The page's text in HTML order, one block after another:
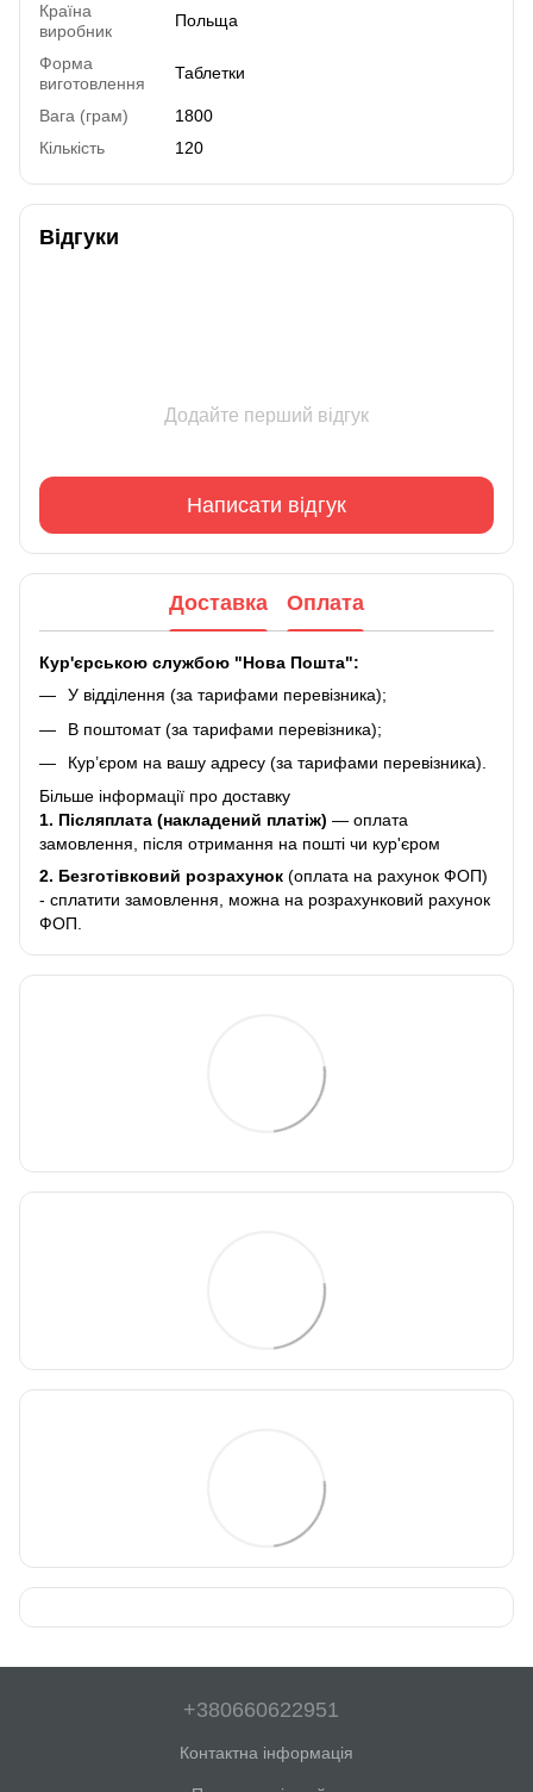
Країна
виробник
Польща
Форма
виготовлення
Таблетки
Вага (грам)
1800
Кількість
120
Відгуки
Додайте перший відгук
Написати відгук
Доставка Оплата
Кур'єрською службою "Нова Пошта":
У відділення (за тарифами перевізника);
В поштомат (за тарифами перевізника);
Кур’єром на вашу адресу (за тарифами перевізника).
Більше інформації про доставку
1. Післяплата (накладений платіж) — оплата
замовлення, після отримання на пошті чи кур'єром
2. Безготівковий розрахунок (оплата на рахунок ФОП)
- сплатити замовлення, можна на розрахунковий рахунок
ФОП.
+380660622951
Контактна інформація